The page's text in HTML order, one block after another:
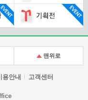
맨위로
용안내 고객센터